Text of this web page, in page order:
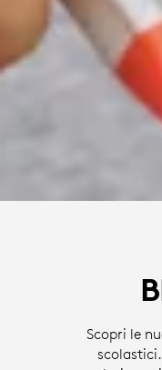
Scopri le